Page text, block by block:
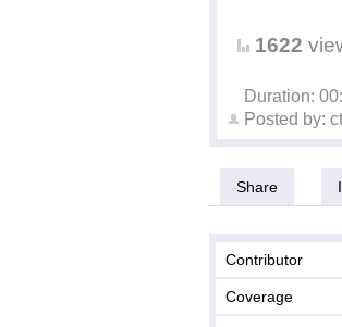
1622
Duration:
Posted by:
Share
Contributor
Coverage